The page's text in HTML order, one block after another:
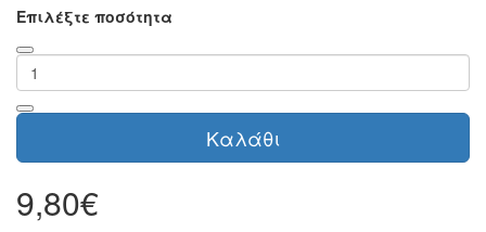
Επιλέξτε ποσότητα
Καλάθι
9,80€